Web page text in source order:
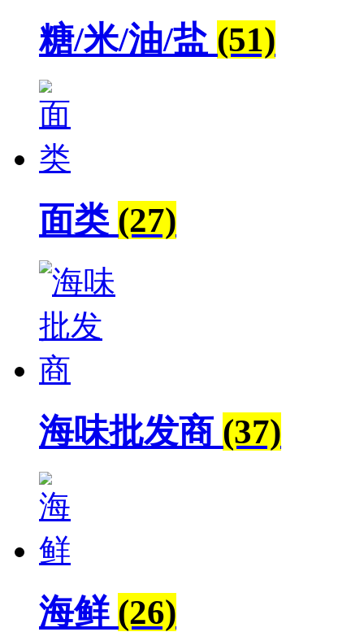
糖/米/油/盐 (51)
面类 (27)
海味批发商 (37)
海鲜 (26)